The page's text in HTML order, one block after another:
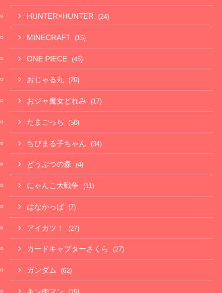
HUNTER×HUNTER (24)
MINECRAFT (15)
ONE PIECE (45)
おじゃる丸 (20)
おジャ魔女どれみ (17)
たまごっち (50)
ちびまる子ちゃん (34)
どうぶつの森 (4)
にゃんこ大戦争 (11)
はなかっぱ (7)
アイカツ！ (27)
カードキャプターさくら (27)
ガンダム (62)
キン肉マン